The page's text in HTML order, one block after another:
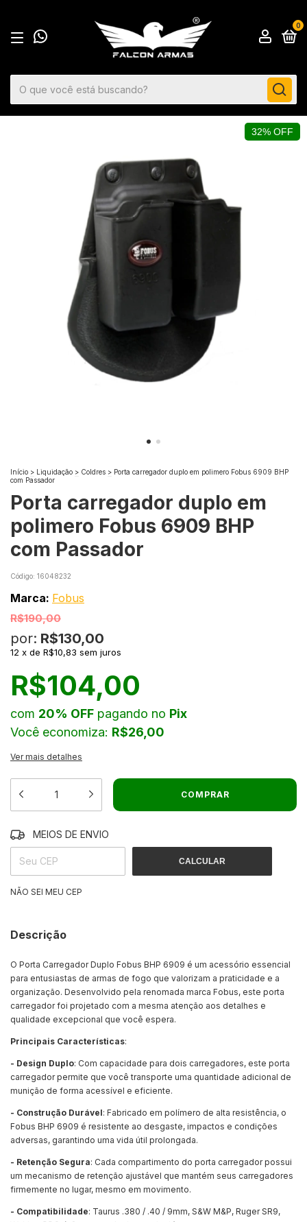
0
32% OFF
Início > Liquidação > Coldres > Porta carregador duplo em polimero Fobus 6909 BHP
com Passador
Porta carregador duplo em
polimero Fobus 6909 BHP
com Passador
Código: 16048232
Marca: Fobus
R$190,00
por: R$130,00
12 x de R$10,83 sem juros
R$104,00
com 20% OFF pagando no Pix
Você economiza: R$26,00
Ver mais detalhes
MEIOS DE ENVIO
CALCULAR
NÃO SEI MEU CEP
Descrição
O Porta Carregador Duplo Fobus BHP 6909 é um acessório essencial
para entusiastas de armas de fogo que valorizam a praticidade e a
organização. Desenvolvido pela renomada marca Fobus, este porta
carregador foi projetado com a mesma atenção aos detalhes e
qualidade excepcional que você espera.
Principais Características:
- Design Duplo: Com capacidade para dois carregadores, este porta
carregador permite que você transporte uma quantidade adicional de
munição de forma acessível e eficiente.
- Construção Durável: Fabricado em polímero de alta resistência, o
Fobus BHP 6909 é resistente ao desgaste, impactos e condições
adversas, garantindo uma vida útil prolongada.
- Retenção Segura: Cada compartimento do porta carregador possui
um mecanismo de retenção ajustável que mantém seus carregadores
firmemente no lugar, mesmo em movimento.
- Compatibilidade: Taurus .380 / .40 / 9mm, S&W M&P, Ruger SR9,